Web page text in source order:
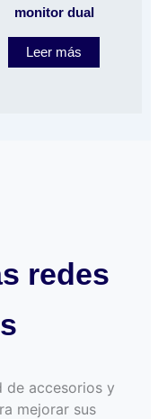
monitor dual
Leer más
redes
de accesorios y
mejorar sus